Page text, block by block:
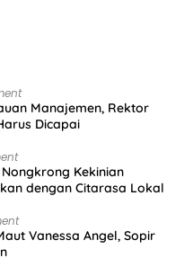
Manajemen, Rektor
Dicapai
Kekinian
dengan Citarasa Lokal
Vanessa Angel, Sopir